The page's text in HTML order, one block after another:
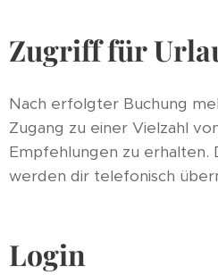
Zugriff für
Nach erfolgter Buchung
Zugang zu einer Vielzahl
Empfehlungen zu erhalten.
werden dir telefonisch
Login